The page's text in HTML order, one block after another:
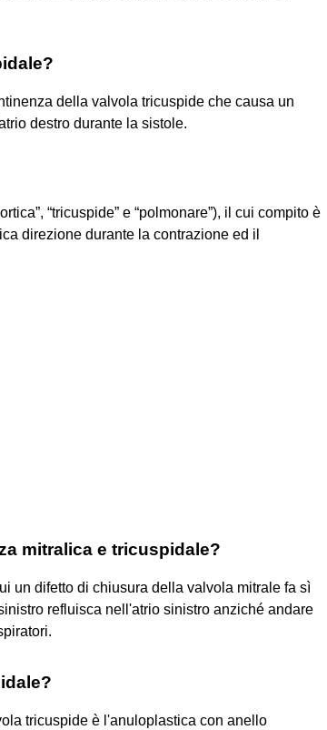
della valvola tricuspide che causa un
destro durante la sistole.
“tricuspide” e “polmonare”), il cui compito è
direzione durante la contrazione ed il
mitralica e tricuspidale?
un difetto di chiusura della valvola mitrale fa sì
refluisca nell'atrio sinistro anziché andare
tricuspide è l'anuloplastica con anello